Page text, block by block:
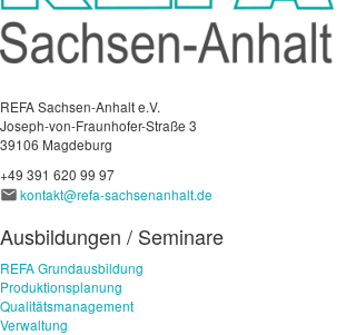
REFA Sachsen-Anhalt e.V.
Joseph-von-Fraunhofer-Straße 3
39106 Magdeburg
+49 391 620 99 97
kontakt@refa-sachsenanhalt.de
Ausbildungen / Seminare
REFA Grundausbildung
Produktionsplanung
Qualitätsmanagement
Verwaltung